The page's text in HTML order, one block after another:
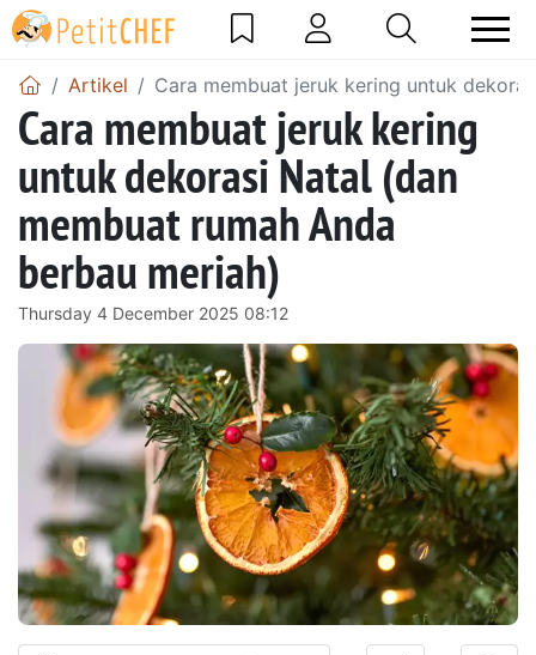
Artikel Cara membuat jeruk kering untuk
Cara membuat jeruk kering
untuk dekorasi Natal (dan
membuat rumah Anda
berbau meriah)
Thursday 4 December 2025 08:12